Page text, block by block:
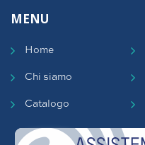
MENU
Home
Chi siamo
Catalogo